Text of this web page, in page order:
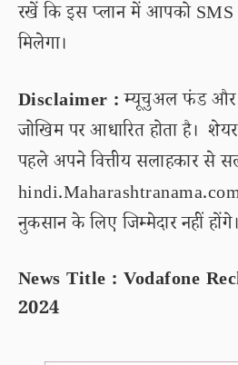
रखें कि इस प्लान में आपको SMS
मिलेगा।
Disclaimer :म्यूचुअल फंड और
जोखिम पर आधारित होता है।
पहले अपने वित्तीय सलाहकार से
hindi.Maharashtranama.com
नुकसान के लिए जिम्मेदार नहीं होंगे।
News Title : Vodafone
2024